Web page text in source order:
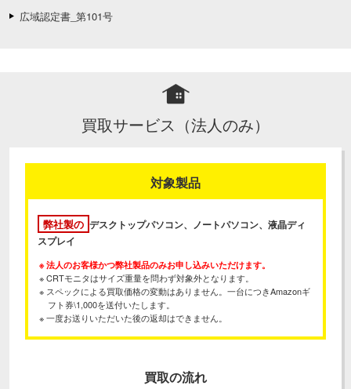
広域認定書_第101号
買取サービス（法人のみ）
対象製品
弊社製の デスクトップパソコン、ノートパソコン、液晶ディ
スプレイ
※ 法人のお客様かつ弊社製品のみお申し込みいただけます。
※ CRTモニタはサイズ重量を問わず対象外となります。
※ スペックによる買取価格の変動はありません。一台につきAmazonギ
フト券\1,000を送付いたします。
※ 一度お送りいただいた後の返却はできません。
買取の流れ